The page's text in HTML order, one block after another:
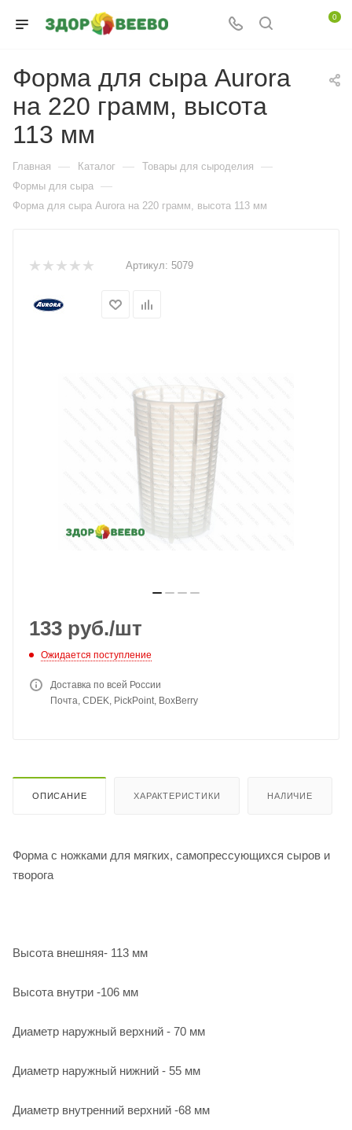
0
Форма для сыра Aurora
на 220 грамм, высота
113 мм
Главная — Каталог — Товары для сыроделия —
Формы для сыра —
Форма для сыра Aurora на 220 грамм, высота 113 мм
Артикул: 5079
133 руб./шт
Ожидается поступление
Доставка по всей России
Почта, CDEK, PickPoint, BoxBerry
ОПИСАНИЕ ХАРАКТЕРИСТИКИ НАЛИЧИЕ
Форма с ножками для мягких, самопрессующихся сыров и
творога
Высота внешняя- 113 мм
Высота внутри -106 мм
Диаметр наружный верхний - 70 мм
Диаметр наружный нижний - 55 мм
Диаметр внутренний верхний -68 мм